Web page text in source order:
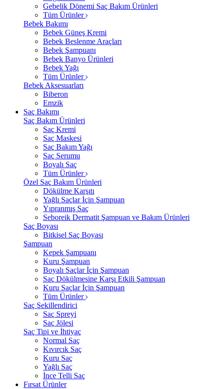
Gebelik Dönemi Saç Bakım Ürünleri
Tüm Ürünler
Bebek Bakımı
Bebek Güneş Kremi
Bebek Beslenme Araçları
Bebek Şampuanı
Bebek Banyo Ürünleri
Bebek Yağı
Tüm Ürünler
Bebek Aksesuarları
Biberon
Emzik
Saç Bakımı
Saç Bakım Ürünleri
Saç Kremi
Saç Maskesi
Saç Bakım Yağı
Saç Serumu
Boyalı Saç
Tüm Ürünler
Özel Saç Bakım Ürünleri
Dökülme Karşıtı
Yağlı Saçlar İçin Şampuan
Yıpranmış Saç
Seboreik Dermatit Şampuan ve Bakım Ürünleri
Saç Boyası
Bitkisel Saç Boyası
Şampuan
Kepek Şampuanı
Kuru Şampuan
Boyalı Saçlar İçin Şampuan
Saç Dökülmesine Karşı Etkili Şampuan
Kuru Saçlar İçin Şampuan
Tüm Ürünler
Saç Şekillendirici
Saç Spreyi
Saç Jölesi
Saç Tipi ve İhtiyaç
Normal Saç
Kıvırcık Saç
Kuru Saç
Yağlı Saç
İnce Telli Saç
Fırsat Ürünler